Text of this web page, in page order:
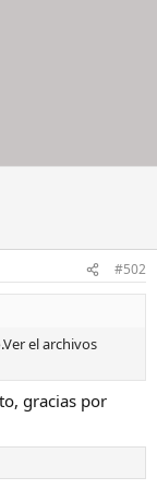
#502
Ver el archivos
gracias por